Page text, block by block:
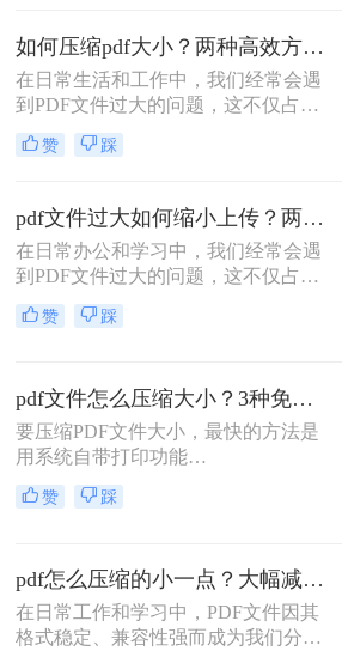
可读的前提下将文件体积缩小到原来
的10%~50%。
如何压缩pdf大小？两种高效方法详解！
在日常生活和工作中，我们经常会遇
到PDF文件过大的问题，这不仅占用
了大量的存储空间，还降低了文件的
传输效率。因此，掌握几种有效的
何压缩pdf大小呢？本文将介绍两种常
用的PDF压缩方法，以帮助您更好地
压缩PDF文件。
赞 踩
pdf文件过大如何缩小上传？两种缩小并上传的有效方法!
在日常办公和学习中，我们经常会遇
到PDF文件过大的问题，这不仅占用
了大量的存储空间，还影响了文件的
上传速度和分享效率。那么pdf文件过
松解决PDF文件过大的问题。
赞 踩
pdf文件怎么压缩大小？3种免费+1种专业方法全攻略（附决策表）！
要压缩PDF文件大小，最快的方法是
用系统自带打印功能
（Windows/macOS均支持）或在线免
费工具（如PDFmao、转转大师）直
业软件「转转大师PDF转换器」——
它支持自定义压缩等级、图片重采
样，且完全本地处理，安全无广告。
赞 踩
pdf怎么压缩的小一点？大幅减小文件体积的有效方法全解析！
在日常工作和学习中，PDF文件因其
格式稳定、兼容性强而成为我们分享